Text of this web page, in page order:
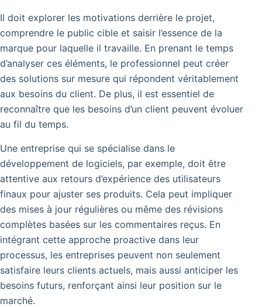
Il doit explorer les motivations derrière le projet,
comprendre le public cible et saisir l’essence de la
marque pour laquelle il travaille. En prenant le temps
d’analyser ces éléments, le professionnel peut créer
des solutions sur mesure qui répondent véritablement
aux besoins du client. De plus, il est essentiel de
reconnaître que les besoins d’un client peuvent évoluer
au fil du temps.
Une entreprise qui se spécialise dans le
développement de logiciels, par exemple, doit être
attentive aux retours d’expérience des utilisateurs
finaux pour ajuster ses produits. Cela peut impliquer
des mises à jour régulières ou même des révisions
complètes basées sur les commentaires reçus. En
intégrant cette approche proactive dans leur
processus, les entreprises peuvent non seulement
satisfaire leurs clients actuels, mais aussi anticiper les
besoins futurs, renforçant ainsi leur position sur le
marché.